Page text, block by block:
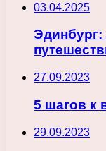
03.04.2025
Эдинбург:
27.09.2023
5 шагов к
29.09.2023